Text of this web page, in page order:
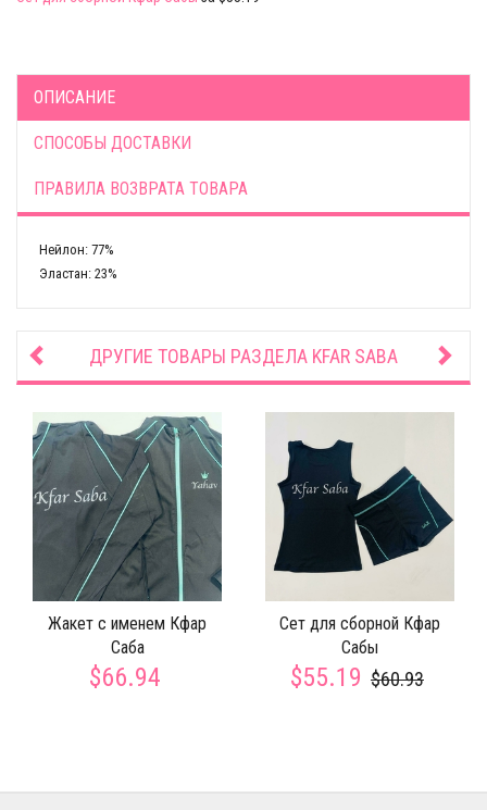
ОПИСАНИЕ
СПОСОБЫ ДОСТАВКИ
ПРАВИЛА ВОЗВРАТА ТОВАРА
Нейлон: 77%
Эластан: 23%
ДРУГИЕ ТОВАРЫ РАЗДЕЛА KFAR SABA
Жакет с именем Кфар
Саба
$66.94
Сет для сборной Кфар
Сабы
$55.19 $60.93